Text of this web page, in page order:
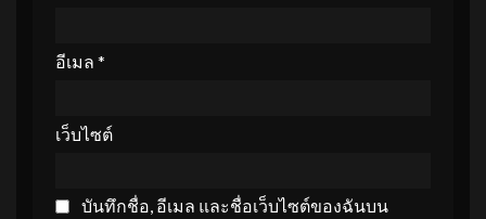
อีเมล *
เว็บไซต์
บันทึกชื่อ, อีเมล และชื่อเว็บไซต์ของฉันบน